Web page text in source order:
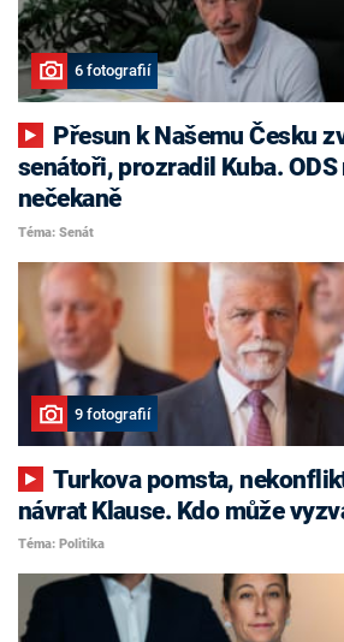
6 fotografií
senátoři, prozradil Kuba. ODS
nečekaně
Téma: Senát
9 fotografií
Turkova pomsta, nekonfliktní Havlíček i
návrat Klause. Kdo může
Téma: Politika